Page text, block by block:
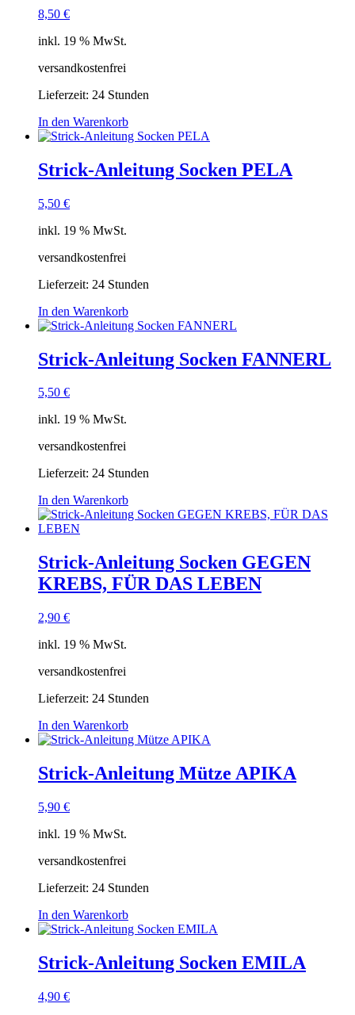
8,50 €
inkl. 19 % MwSt.
versandkostenfrei
Lieferzeit: 24 Stunden
In den Warenkorb
Strick-Anleitung Socken PELA
5,50 €
inkl. 19 % MwSt.
versandkostenfrei
Lieferzeit: 24 Stunden
In den Warenkorb
Strick-Anleitung Socken FANNERL
5,50 €
inkl. 19 % MwSt.
versandkostenfrei
Lieferzeit: 24 Stunden
In den Warenkorb
Strick-Anleitung Socken GEGEN
KREBS, FÜR DAS LEBEN
2,90 €
inkl. 19 % MwSt.
versandkostenfrei
Lieferzeit: 24 Stunden
In den Warenkorb
Strick-Anleitung Mütze APIKA
5,90 €
inkl. 19 % MwSt.
versandkostenfrei
Lieferzeit: 24 Stunden
In den Warenkorb
Strick-Anleitung Socken EMILA
4,90 €